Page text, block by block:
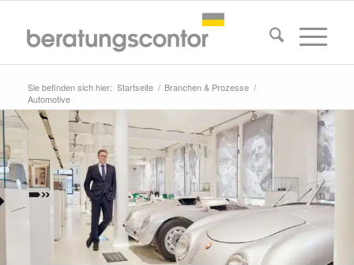
Sie befinden sich hier: Startseite / Branchen & Prozesse /
Automotive